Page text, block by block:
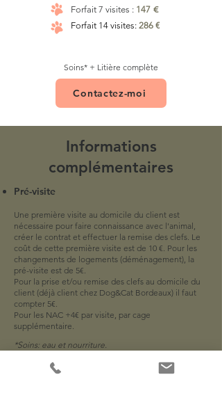
Forfait 7 visites : 147 €
Forfait 14 visites: 286 €
Soins* + Litière complète
Contactez-moi
Informations
complémentaires
Pré-visite
Une première visite au domicile du client est
nécessaire pour faire connaissance avec l'animal,
créer le contrat et effectuer la remise des clefs. Le
coût de cette première visite est de 10 €. Pour les
changements de logements (déménagement), la
pré-visite est de 5€.
Pour la prise et/ou remise des clefs au domicile du
client (déjà client chez Dog&Cat Bordeaux) il faut
compter 5€.
​Pour les NAC +4€ par visite, par cage
supplémentaire.
*Soins: eau et nourriture.